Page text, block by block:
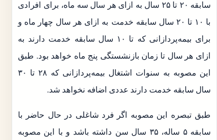
سابقه ۲۰ تا ۲۵ سال به ازای هر سال سه ماه، برای افرادی
با ۱۰ تا ۲۰ سال سابقه خدمت به ازای هر سال چهار ماه و
برای بیمه‌پردازانی که تا ۱۰ سال سابقه خدمت دارند به
ازای هر سال تا زمان بازنشستگی پنج ماه خواهد بود. طبق
این مصوبه به سنوات اشتغال بیمه‌پردازانی که ۲۸ تا ۳۰
سال سابقه خدمت دارند عددی اضافه نخواهد شد.
طبق تبصره این مصوبه اگر فرد شاغلی در حال حاضر با
سابقه ۵ ساله، ۳۵ سال سن داشته باشد و با این مصوبه